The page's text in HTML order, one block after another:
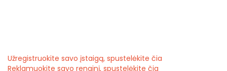
Užregistruokite savo įstaigą, spustelėkite čia
Reklamuokite savo renginį, spustelėkite čia